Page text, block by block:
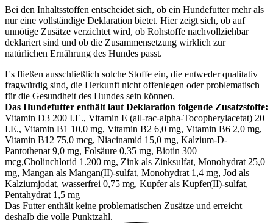
Bei den Inhaltsstoffen entscheidet sich, ob ein Hundefutter mehr als
nur eine vollständige Deklaration bietet. Hier zeigt sich, ob auf
unnötige Zusätze verzichtet wird, ob Rohstoffe nachvollziehbar
deklariert sind und ob die Zusammensetzung wirklich zur
natürlichen Ernährung des Hundes passt.
Es fließen ausschließlich solche Stoffe ein, die entweder qualitativ
fragwürdig sind, die Herkunft nicht offenlegen oder problematisch
für die Gesundheit des Hundes sein können.
Das Hundefutter enthält laut Deklaration folgende Zusatzstoffe:
Vitamin D3 200 I.E., Vitamin E (all-rac-alpha-Tocopherylacetat) 20
I.E., Vitamin B1 10,0 mg, Vitamin B2 6,0 mg, Vitamin B6 2,0 mg,
Vitamin B12 75,0 mcg, Niacinamid 15,0 mg, Kalzium-D-
Pantothenat 9,0 mg, Folsäure 0,35 mg, Biotin 300
mcg,Cholinchlorid 1.200 mg, Zink als Zinksulfat, Monohydrat 25,0
mg, Mangan als Mangan(II)-sulfat, Monohydrat 1,4 mg, Jod als
Kalziumjodat, wasserfrei 0,75 mg, Kupfer als Kupfer(II)-sulfat,
Pentahydrat 1,5 mg
Das Futter enthält keine problematischen Zusätze und erreicht
deshalb die volle Punktzahl.